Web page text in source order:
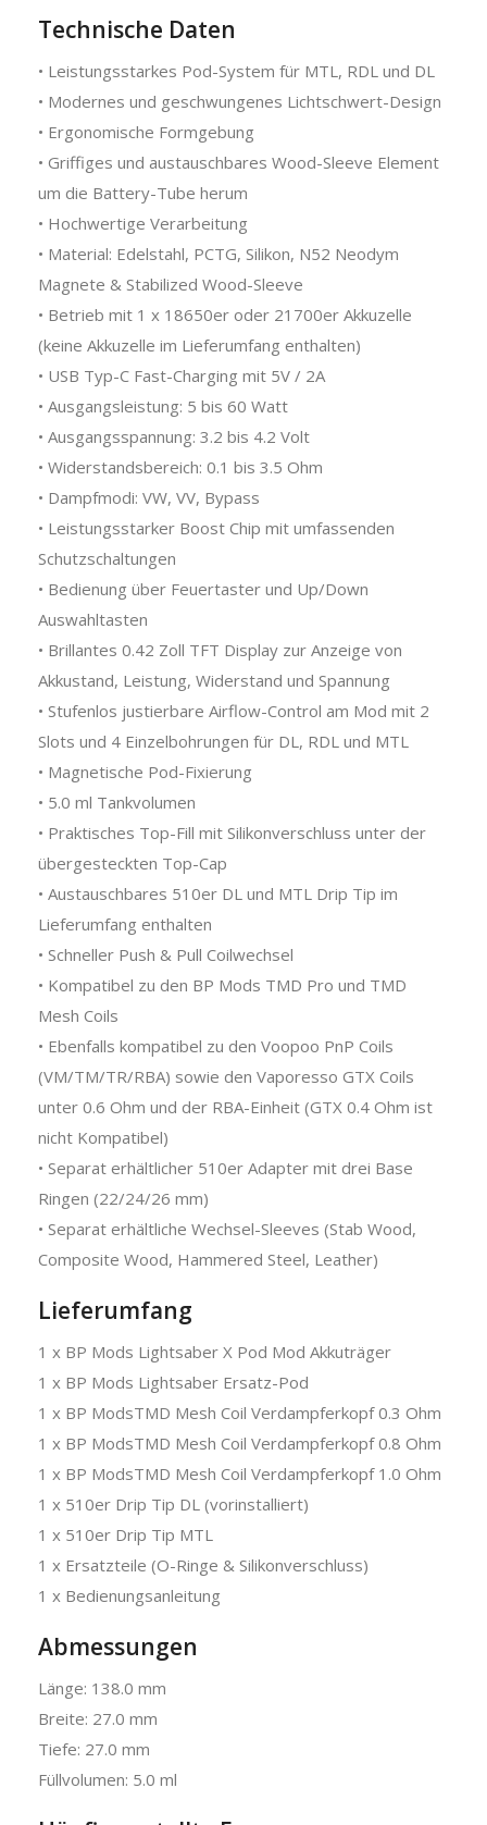
Technische Daten
• Leistungsstarkes Pod-System für MTL, RDL und DL
• Modernes und geschwungenes Lichtschwert-Design
• Ergonomische Formgebung
• Griffiges und austauschbares Wood-Sleeve Element
um die Battery-Tube herum
• Hochwertige Verarbeitung
• Material: Edelstahl, PCTG, Silikon, N52 Neodym
Magnete & Stabilized Wood-Sleeve
• Betrieb mit 1 x 18650er oder 21700er Akkuzelle
(keine Akkuzelle im Lieferumfang enthalten)
• USB Typ-C Fast-Charging mit 5V / 2A
• Ausgangsleistung: 5 bis 60 Watt
• Ausgangsspannung: 3.2 bis 4.2 Volt
• Widerstandsbereich: 0.1 bis 3.5 Ohm
• Dampfmodi: VW, VV, Bypass
• Leistungsstarker Boost Chip mit umfassenden
Schutzschaltungen
• Bedienung über Feuertaster und Up/Down
Auswahltasten
• Brillantes 0.42 Zoll TFT Display zur Anzeige von
Akkustand, Leistung, Widerstand und Spannung
• Stufenlos justierbare Airflow-Control am Mod mit 2
Slots und 4 Einzelbohrungen für DL, RDL und MTL
• Magnetische Pod-Fixierung
• 5.0 ml Tankvolumen
• Praktisches Top-Fill mit Silikonverschluss unter der
übergesteckten Top-Cap
• Austauschbares 510er DL und MTL Drip Tip im
Lieferumfang enthalten
• Schneller Push & Pull Coilwechsel
• Kompatibel zu den BP Mods TMD Pro und TMD
Mesh Coils
• Ebenfalls kompatibel zu den Voopoo PnP Coils
(VM/TM/TR/RBA) sowie den Vaporesso GTX Coils
unter 0.6 Ohm und der RBA-Einheit (GTX 0.4 Ohm ist
nicht Kompatibel)
• Separat erhältlicher 510er Adapter mit drei Base
Ringen (22/24/26 mm)
• Separat erhältliche Wechsel-Sleeves (Stab Wood,
Composite Wood, Hammered Steel, Leather)
Lieferumfang
1 x BP Mods Lightsaber X Pod Mod Akkuträger
1 x BP Mods Lightsaber Ersatz-Pod
1 x BP ModsTMD Mesh Coil Verdampferkopf 0.3 Ohm
1 x BP ModsTMD Mesh Coil Verdampferkopf 0.8 Ohm
1 x BP ModsTMD Mesh Coil Verdampferkopf 1.0 Ohm
1 x 510er Drip Tip DL (vorinstalliert)
1 x 510er Drip Tip MTL
1 x Ersatzteile (O-Ringe & Silikonverschluss)
1 x Bedienungsanleitung
Abmessungen
Länge: 138.0 mm
Breite: 27.0 mm
Tiefe: 27.0 mm
Füllvolumen: 5.0 ml